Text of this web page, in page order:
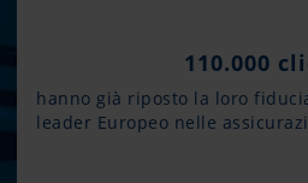
110.000
hanno già riposto la loro
leader Europeo nelle